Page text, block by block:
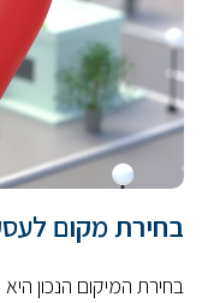
בחירת מקום
בחירת המיקום הנכון